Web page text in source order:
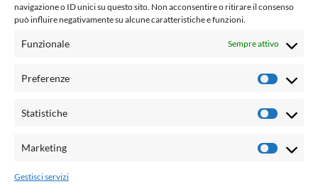
navigazione o ID unici su questo sito. Non acconsentire o ritirare il consenso
può influire negativamente su alcune caratteristiche e funzioni.
Funzionale Sempre attivo
Preferenze
Statistiche
Marketing
Gestisci servizi
Questo blog non rappresenta una testata giornalistica in
quanto viene aggiornato senza alcuna periodicità. Non può
legge n° 62 del 7.03.2001. L'autore non è responsabile per
email: